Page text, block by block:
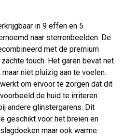
in 9 effen en 5
naar sterrenbeelden. De
met de premium
touch. Het garen bevat net
niet pluizig aan te voelen.
om ervoor te zorgen dat dit
de huid te irriteren
andere glinstergarens. Dit
geschikt voor het breien en
maar ook warme